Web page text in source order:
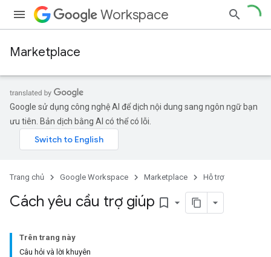
Workspace
Marketplace
Google sử dụng công nghệ AI để dịch nội dung sang ngôn ngữ bạn
ưu tiên. Bản dịch bằng AI có thể có lỗi.
Trang chủ Google Workspace Marketplace Hỗ trợ
Cách yêu cầu trợ giúp bookmark_border
Trên trang này
Câu hỏi và lời khuyên